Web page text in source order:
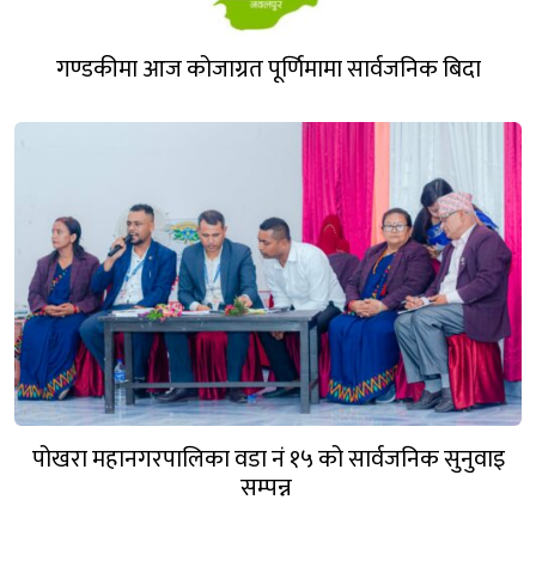
गण्डकीमा आज कोजाग्रत पूर्णिमामा सार्वजनिक बिदा
पोखरा महानगरपालिका वडा नं १५ को सार्वजनिक सुनुवाइ
सम्पन्न